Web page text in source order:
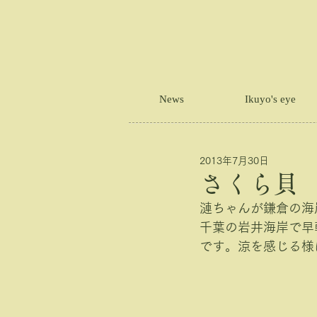
さくら貝
2013年7月30日
漣ちゃんが鎌倉の
千葉の岩井海岸で
です。涼を感じる
News Ikuyo's eye